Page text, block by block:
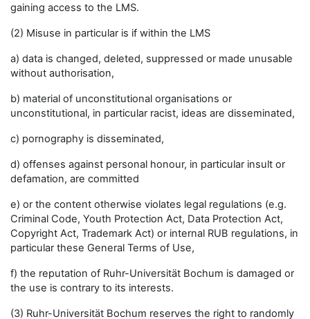
gaining access to the LMS.
(2) Misuse in particular is if within the LMS
a) data is changed, deleted, suppressed or made unusable
without authorisation,
b) material of unconstitutional organisations or
unconstitutional, in particular racist, ideas are disseminated,
c) pornography is disseminated,
d) offenses against personal honour, in particular insult or
defamation, are committed
e) or the content otherwise violates legal regulations (e.g.
Criminal Code, Youth Protection Act, Data Protection Act,
Copyright Act, Trademark Act) or internal RUB regulations, in
particular these General Terms of Use,
f) the reputation of Ruhr-Universität Bochum is damaged or
the use is contrary to its interests.
(3) Ruhr-Universität Bochum reserves the right to randomly